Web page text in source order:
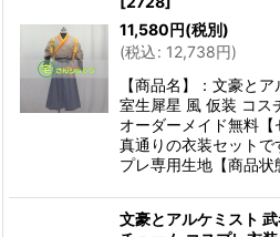
11,580円(税別)
(税込: 12,738円)
【商品名】：文豪と
室生犀星 風 仮装 コス
オーダーメイド無料
真通りの衣装セット
プレ専用生地【商品
文豪とアルケミスト